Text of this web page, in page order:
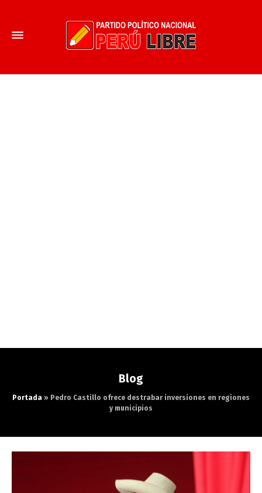
Blog
Portada » Pedro Castillo ofrece destrabar inversiones en regiones
y municipios